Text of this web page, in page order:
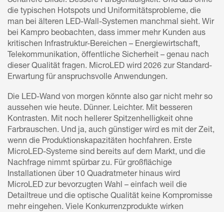
die typischen Hotspots und Uniformitätsprobleme, die
man bei älteren LED-Wall-Systemen manchmal sieht. Wir
bei Kampro beobachten, dass immer mehr Kunden aus
kritischen Infrastruktur-Bereichen – Energiewirtschaft,
Telekommunikation, öffentliche Sicherheit – genau nach
dieser Qualität fragen. MicroLED wird 2026 zur Standard-
Erwartung für anspruchsvolle Anwendungen.
Die LED-Wand von morgen könnte also gar nicht mehr so
aussehen wie heute. Dünner. Leichter. Mit besseren
Kontrasten. Mit noch hellerer Spitzenhelligkeit ohne
Farbrauschen. Und ja, auch günstiger wird es mit der Zeit,
wenn die Produktionskapazitäten hochfahren. Erste
MicroLED-Systeme sind bereits auf dem Markt, und die
Nachfrage nimmt spürbar zu. Für großflächige
Installationen über 10 Quadratmeter hinaus wird
MicroLED zur bevorzugten Wahl – einfach weil die
Detailtreue und die optische Qualität keine Kompromisse
mehr eingehen. Viele Konkurrenzprodukte wirken